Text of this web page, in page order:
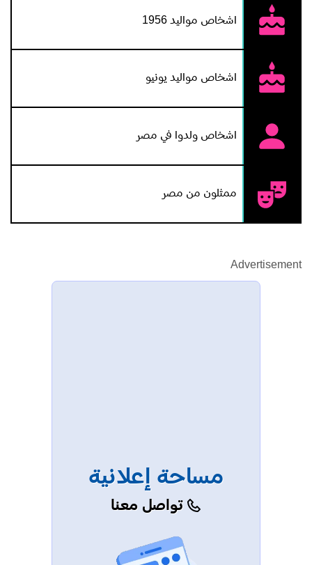
اشخاص مواليد 1956
اشخاص مواليد يونيو
اشخاص ولدوا في مصر
ممثلون من مصر
Advertisement
مساحة إعلانية
تواصل معنا